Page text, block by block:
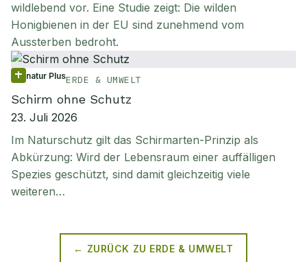
wildlebend vor. Eine Studie zeigt: Die wilden
Honigbienen in der EU sind zunehmend vom
Aussterben bedroht.
natur PlusERDE & UMWELT
Schirm ohne Schutz
23. Juli 2026
Im Naturschutz gilt das Schirmarten-Prinzip als
Abkürzung: Wird der Lebensraum einer auffälligen
Spezies geschützt, sind damit gleichzeitig viele
weiteren…
← ZURÜCK ZU ERDE & UMWELT